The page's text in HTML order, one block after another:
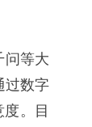
问等大
过数字
。目